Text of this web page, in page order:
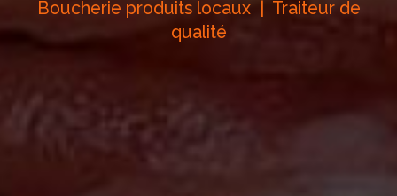
Boucherie produits locaux | Traiteur de
qualité